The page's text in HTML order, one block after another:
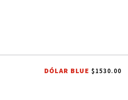
CARLOS SADIR ALTO COMEDERO
DÓLAR BLUE $1530.00